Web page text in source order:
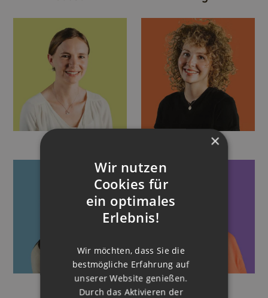
Manu Regina
×
Wir nutzen
Cookies für
ein optimales
Erlebnis!
Wir möchten, dass Sie die
bestmögliche Erfahrung auf
unserer Website genießen.
Durch das Aktivieren der